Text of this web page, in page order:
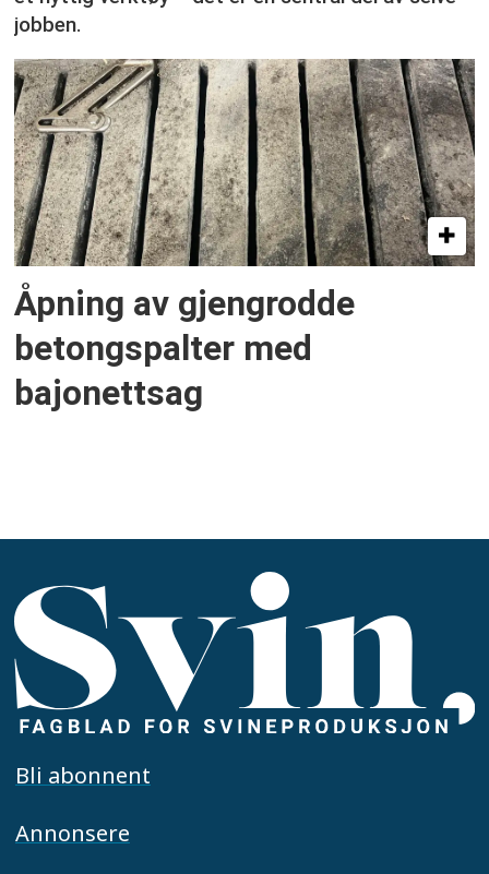
jobben.
Åpning av gjengrodde
betongspalter med
bajonettsag
Bli abonnent
Annonsere